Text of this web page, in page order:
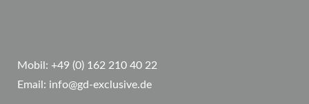
Mobil: +49 (0) 162 210 40 22
Email: info@gd-exclusive.de